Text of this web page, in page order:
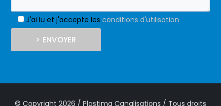
J'ai lu et j'accepte lesconditions d'utilisation
© Copyright 2026 / Plastima Canalisations / Tous droits